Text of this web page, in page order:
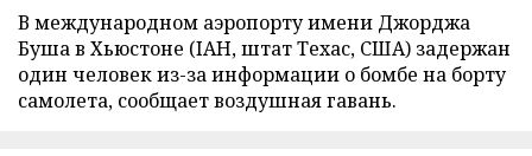
В международном аэропорту имени Джорджа
Буша в Хьюстоне (IAH, штат Техас, США) задержан
один человек из-за информации о бомбе на борту
самолета, сообщает воздушная гавань.